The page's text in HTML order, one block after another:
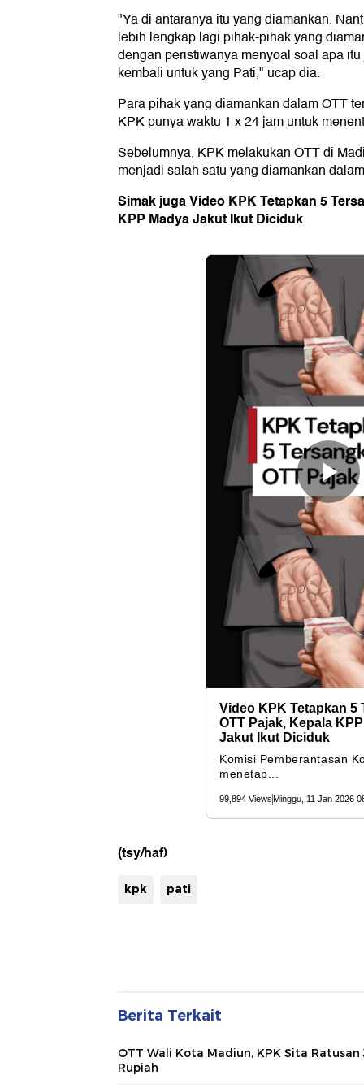
"Ya di antaranya itu yang diamankan.
lebih lengkap lagi pihak-pihak yang
dengan peristiwanya menyoal soal apa
kembali untuk yang Pati," ucap dia.
Para pihak yang diamankan dalam OTT
KPK punya waktu 1 x 24 jam untuk
Sebelumnya, KPK melakukan OTT di
menjadi salah satu yang diamankan
Simak juga Video KPK Tetapkan 5
KPP Madya Jakut Ikut Diciduk
(tsy/haf)
kpk pati
Berita Terkait
OTT Wali Kota Madiun, KPK Sita Ratusan
Rupiah